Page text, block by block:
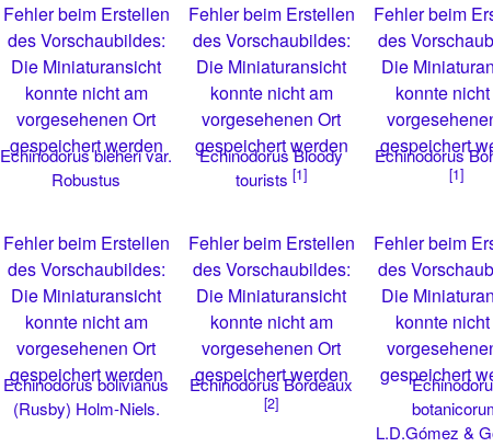
Fehler beim Erstellen
des Vorschaubildes:
Die Miniaturansicht
konnte nicht am
vorgesehenen Ort
gespeichert werden
Echinodorus bleheri var.
Robustus
Fehler beim Erstellen
des Vorschaubildes:
Die Miniaturansicht
konnte nicht am
vorgesehenen Ort
gespeichert werden
Echinodorus Bloody
tourists [1]
Fehler beim
des
Die
konnte
gespeichert
Echinodorus
[1]
Fehler beim Erstellen
des Vorschaubildes:
Die Miniaturansicht
konnte nicht am
vorgesehenen Ort
gespeichert werden
Echinodorus bolivianus
(Rusby) Holm-Niels.
Fehler beim Erstellen
des Vorschaubildes:
Die Miniaturansicht
konnte nicht am
vorgesehenen Ort
gespeichert werden
Echinodorus Bordeaux
[2]
Fehler beim
des
Die
konnte
gespeichert
L.D.Gómez &